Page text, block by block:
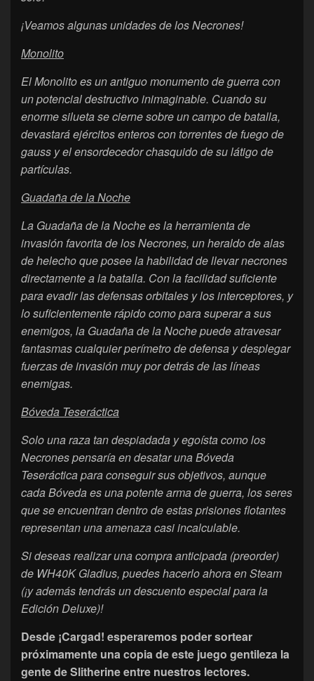
¡Veamos algunas unidades de los Necrones!
Monolito
El Monolito es un antiguo monumento de guerra con
un potencial destructivo inimaginable. Cuando su
enorme silueta se cierne sobre un campo de batalla,
devastará ejércitos enteros con torrentes de fuego de
gauss y el ensordecedor chasquido de su látigo de
partículas.
Guadaña de la Noche
La Guadaña de la Noche es la herramienta de
invasión favorita de los Necrones, un heraldo de alas
de helecho que posee la habilidad de llevar necrones
directamente a la batalla. Con la facilidad suficiente
para evadir las defensas orbitales y los interceptores, y
lo suficientemente rápido como para superar a sus
enemigos, la Guadaña de la Noche puede atravesar
fantasmas cualquier perímetro de defensa y desplegar
fuerzas de invasión muy por detrás de las líneas
enemigas.
Bóveda Teseráctica
Solo una raza tan despiadada y egoísta como los
Necrones pensaría en desatar una Bóveda
Teseráctica para conseguir sus objetivos, aunque
cada Bóveda es una potente arma de guerra, los seres
que se encuentran dentro de estas prisiones flotantes
representan una amenaza casi incalculable.
Si deseas realizar una compra anticipada (preorder)
de WH40K Gladius, puedes hacerlo ahora en Steam
(¡y además tendrás un descuento especial para la
Edición Deluxe)!
Desde ¡Cargad! esperaremos poder sortear
próximamente una copia de este juego gentileza la
gente de Slitherine entre nuestros lectores.